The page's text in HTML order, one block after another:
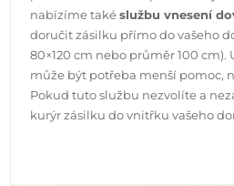
Najdete v nich všechny kroky
montáži zrcadla, a také rady
údržby, abyste se mohli dlouho
Prohlédněte si návody k